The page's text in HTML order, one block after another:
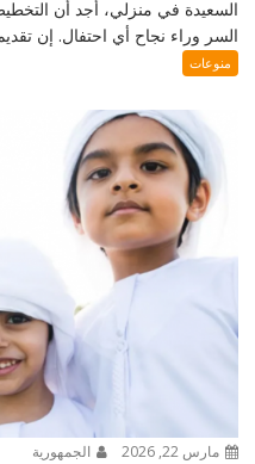
السعيدة في منزلي، أجد أن
السر وراء نجاح أي احتفال. إن
منوعات
مارس 22, 2026 الجمهورية